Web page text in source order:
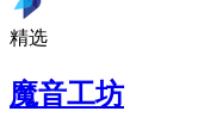
精选
魔音工坊